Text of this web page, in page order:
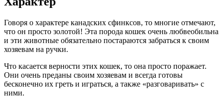
Говоря о характере канадских сфинксов, то многие отмечают,
что он просто золотой! Эта порода кошек очень любвеобильна
и эти животные обязательно постараются забраться к своим
хозяевам на ручки.
Что касается верности этих кошек, то она просто поражает.
Они очень преданы своим хозяевам и всегда готовы
бесконечно их греть и играться, а также «разговаривать» с
ними.